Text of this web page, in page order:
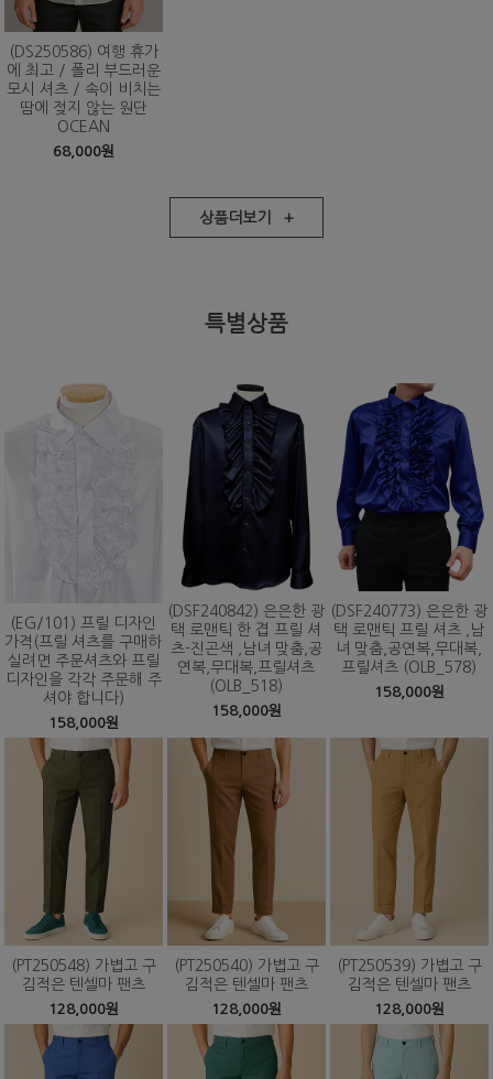
(DS250586) 여행 휴가
에 최고 / 폴리 부드러운
모시 셔츠 / 속이 비치는
땀에 젖지 않는 원단
OCEAN
68,000원
상품더보기 +
특별상품
(EG/101) 프릴 디자인
가격(프릴 셔츠를 구매하
실려면 주문셔츠와 프릴
디자인을 각각 주문해 주
셔야 합니다)
158,000원
(DSF240842) 은은한 광
택 로맨틱 한 겹 프릴 셔
츠-진곤색 ,남녀 맞춤,공
연복,무대복,프릴셔츠
(OLB_518)
158,000원
(DSF240773) 은은한 광
택 로맨틱 프릴 셔츠 ,남
녀 맞춤,공연복,무대복,
프릴셔츠 (OLB_578)
158,000원
(PT250548) 가볍고 구
김적은 텐셀마 팬츠
128,000원
(PT250540) 가볍고 구
김적은 텐셀마 팬츠
128,000원
(PT250539) 가볍고 구
김적은 텐셀마 팬츠
128,000원